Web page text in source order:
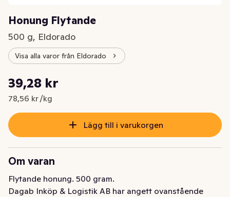
Honung Flytande
500 g, Eldorado
Visa alla varor från Eldorado
Nuvarande pris är: 39,28 kr
39,28 kr
78,56 kr /kg
Styckpris: 78,56 kr /kg
Lägg till i varukorgen
Om varan
Flytande honung. 500 gram.
Dagab Inköp & Logistik AB har angett ovanstående